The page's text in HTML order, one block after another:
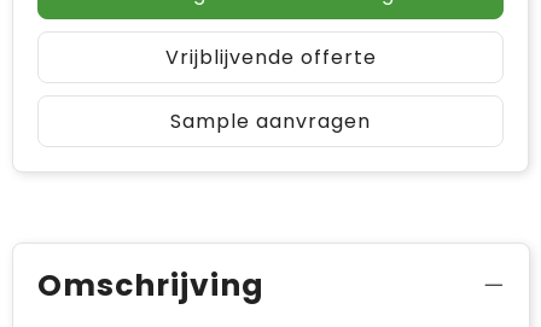
Vrijblijvende offerte
Sample aanvragen
Omschrijving